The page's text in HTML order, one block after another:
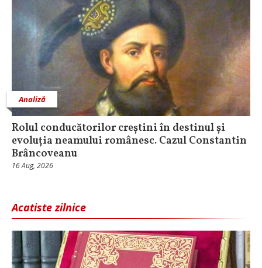
Analiză
Rolul conducătorilor creștini în destinul și
evoluția neamului românesc. Cazul Constantin
Brâncoveanu
16 Aug, 2026
Acatiste zilnice